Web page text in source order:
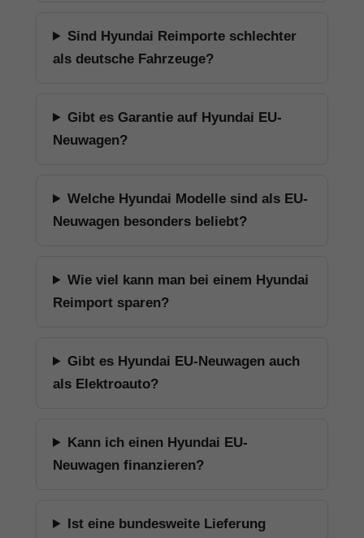
Sind Hyundai Reimporte schlechter
als deutsche Fahrzeuge?
Gibt es Garantie auf Hyundai EU-
Neuwagen?
Welche Hyundai Modelle sind als EU-
Neuwagen besonders beliebt?
Wie viel kann man bei einem Hyundai
Reimport sparen?
Gibt es Hyundai EU-Neuwagen auch
als Elektroauto?
Kann ich einen Hyundai EU-
Neuwagen finanzieren?
Ist eine bundesweite Lieferung